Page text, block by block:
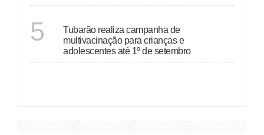
5
Tubarão realiza campanha de
multivacinação para crianças e
adolescentes até 1º de setembro